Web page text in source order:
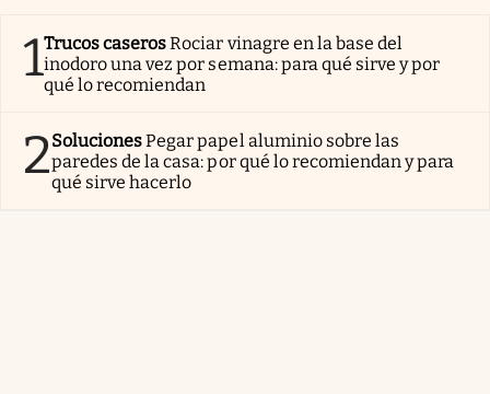
1Trucos caserosRociar vinagre en la base del
inodoro una vez por semana: para qué sirve y por
qué lo recomiendan
2SolucionesPegar papel aluminio sobre las
paredes de la casa: por qué lo recomiendan y para
qué sirve hacerlo